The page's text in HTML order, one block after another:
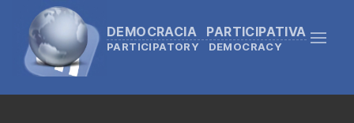
DEMOCRACIA PARTICIPATIVA
PARTICIPATORY DEMOCRACY